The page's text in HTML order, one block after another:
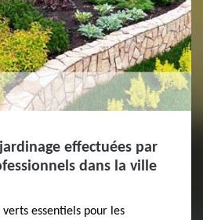
effectuées par
dans la ville
essentiels pour les